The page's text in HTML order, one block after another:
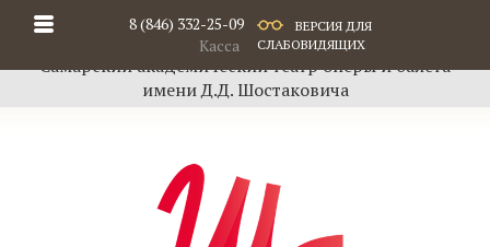
8 (846) 332-25-09
Касса
ВЕРСИЯ ДЛЯ
СЛАБОВИДЯЩИХ
Самарский академический театр оперы и балета
имени Д.Д. Шостаковича